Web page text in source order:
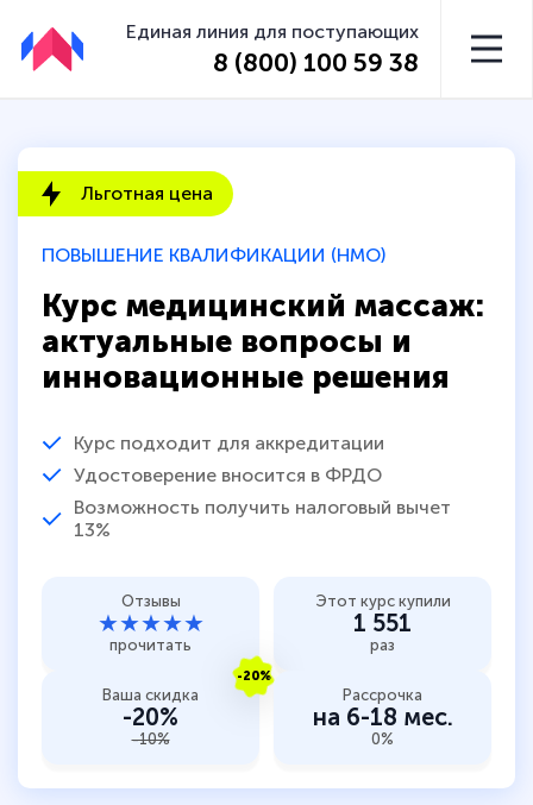
Единая линия для поступающих
8 (800) 100 59 38
ПОВЫШЕНИЕ КВАЛИФИКАЦИИ (НМО)
Курс медицинский массаж:
актуальные вопросы и
инновационные решения
Курс подходит для аккредитации
Удостоверение вносится в ФРДО
Возможность получить налоговый вычет
13%
Льготная цена
Отзывы
★★★★★
прочитать
Этот курс купили
1 551
раз
-20%
Ваша скидка
-20%
-10%
Рассрочка
на 6-18 мес.
0%